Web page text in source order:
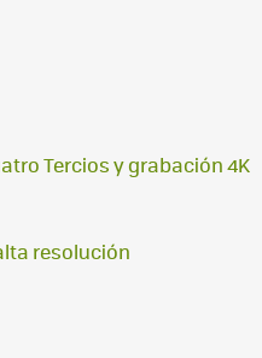
Tercios y grabación 4K
resolución